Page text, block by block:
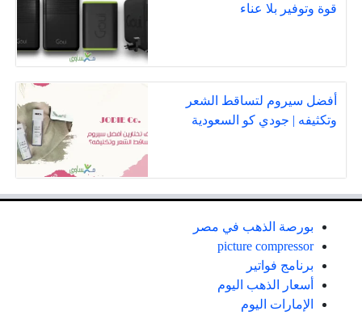
قوة وتوفير بلا عناء
أفضل سيروم لتساقط الشعر
وتكثيفه | جودي كو السعودية
بورصة الذهب في مصر
picture compressor
برنامج فواتير
أسعار الذهب اليوم
الإمارات اليوم